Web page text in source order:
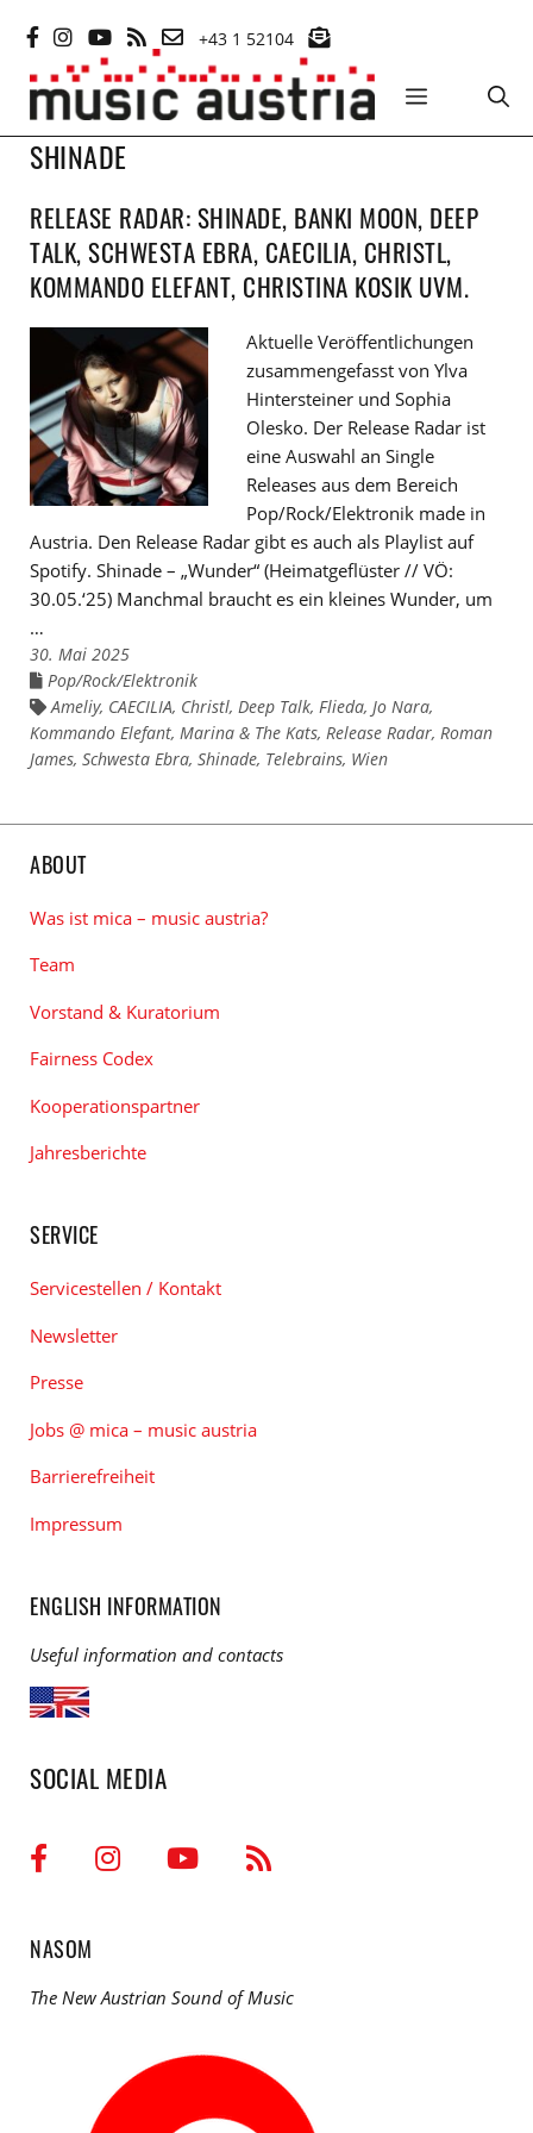
Inhalt
springen
+43 1 52104
MENÜ
SHINADE
RELEASE RADAR: SHINADE, BANKI MOON, DEEP
TALK, SCHWESTA EBRA, CAECILIA, CHRISTL,
KOMMANDO ELEFANT, CHRISTINA KOSIK UVM.
Aktuelle Veröffentlichungen
zusammengefasst von Ylva
Hintersteiner und Sophia
Olesko. Der Release Radar ist
eine Auswahl an Single
Releases aus dem Bereich
Pop/Rock/Elektronik made in
Austria. Den Release Radar gibt es auch als Playlist auf
Spotify. Shinade – „Wunder“ (Heimatgeflüster // VÖ:
30.05.‘25) Manchmal braucht es ein kleines Wunder, um
…
30. Mai 2025
Links
den
Kategorien
Pop/Rock/Elektronik
Links
den
Tags
Ameliy, CAECILIA, Christl, Deep Talk, Flieda, Jo Nara,
Kommando Elefant, Marina & The Kats, Release Radar, Roman
James, Schwesta Ebra, Shinade, Telebrains, Wien
ABOUT
Was ist mica – music austria?
Team
Vorstand & Kuratorium
Fairness Codex
Kooperationspartner
Jahresberichte
SERVICE
Servicestellen / Kontakt
Newsletter
Presse
Jobs @ mica – music austria
Barrierefreiheit
Impressum
ENGLISH INFORMATION
Useful information and contacts
SOCIAL MEDIA
NASOM
The New Austrian Sound of Music